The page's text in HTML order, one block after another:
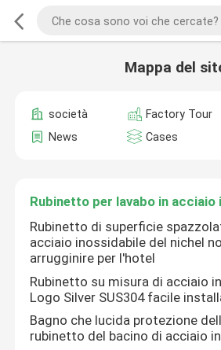
Mappa del
società Factory Tour
News
Cases
Rubinetto per lavabo in acciaio
Rubinetto di superficie
acciaio inossidabile del nichel
arrugginire per l'hotel
Rubinetto su misura di acciaio
Logo Silver SUS304 facile
Bagno che lucida protezione
rubinetto del bacino di acciaio